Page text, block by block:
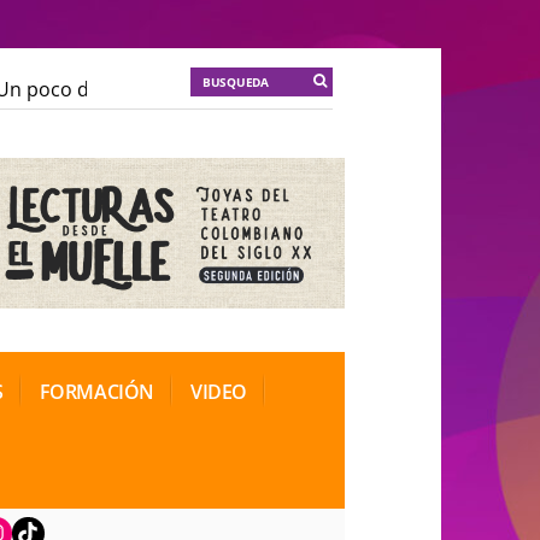
poco de locura para la cordura
Soma
de Teatro Rosa
FORMACIÓN VIDEO
TikTok